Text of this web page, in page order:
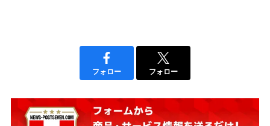
フォロー フォロー